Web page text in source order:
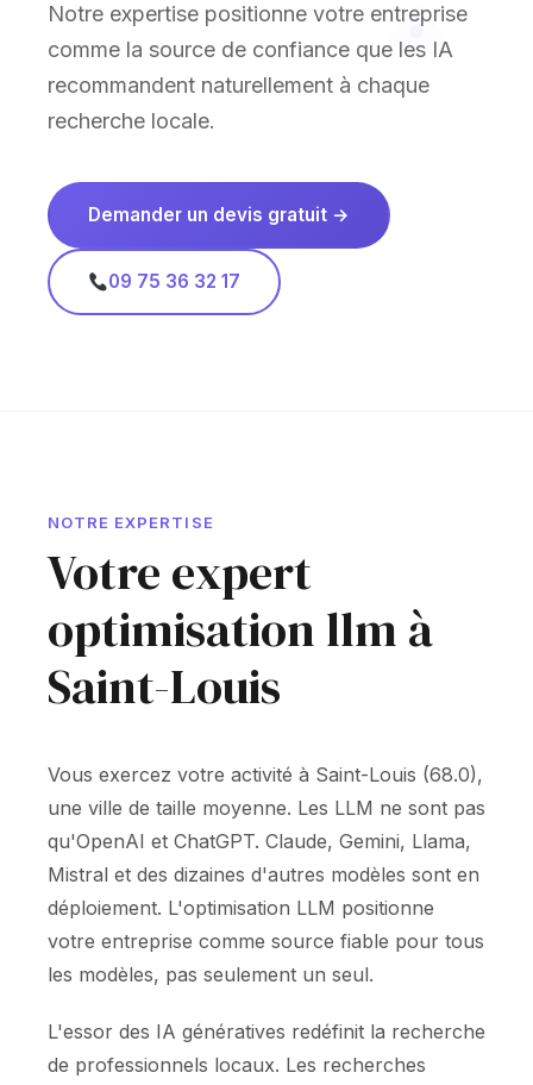
Notre expertise positionne votre entreprise
comme la source de confiance que les IA
recommandent naturellement à chaque
recherche locale.
Demander un devis gratuit →
09 75 36 32 17
NOTRE EXPERTISE
Votre expert
optimisation llm à
Saint-Louis
Vous exercez votre activité à Saint-Louis (68.0),
une ville de taille moyenne. Les LLM ne sont pas
qu'OpenAI et ChatGPT. Claude, Gemini, Llama,
Mistral et des dizaines d'autres modèles sont en
déploiement. L'optimisation LLM positionne
votre entreprise comme source fiable pour tous
les modèles, pas seulement un seul.
L'essor des IA génératives redéfinit la recherche
de professionnels locaux. Les recherches